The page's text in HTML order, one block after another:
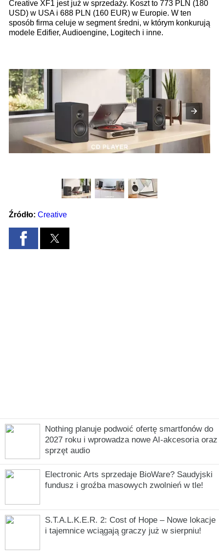
Nothing planuje podwoić ofertę smartfonów do
2027 roku i wprowadza nowe AI-akcesoria oraz
sprzęt audio
Electronic Arts sprzedaje BioWare? Saudyjski
fundusz i groźba masowych zwolnień w tle!
S.T.A.L.K.E.R. 2: Cost of Hope – Nowe lokacje
i tajemnice wciągają graczy już w sierpniu!